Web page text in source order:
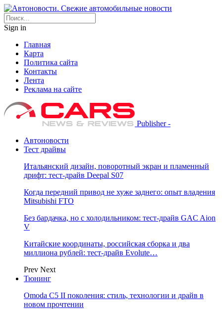
Sign in
Главная
Карта
Политика сайта
Контакты
Лента
Реклама на сайте
Publisher -
Автоновости
Тест драйвы
Итальянский дизайн, поворотный экран и пламенный
дрифт: тест-драйв Deepal S07
Когда передний привод не хуже заднего: опыт владения
Mitsubishi FTO
Без бардачка, но с холодильником: тест-драйв GAC Aion
V
Китайские координаты, российская сборка и два
миллиона рублей: тест-драйв Evolute…
Prev Next
Тюнинг
Omoda C5 II поколения: стиль, технологии и драйв в
новом прочтении